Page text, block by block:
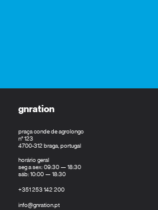
gnration
praça conde de agrolongo
n° 123
4700-312 braga, portugal
horário geral
seg a sex: 09:30 — 18:30
sáb: 10:00 — 18:30
+351 253 142 200
info@gnration.pt